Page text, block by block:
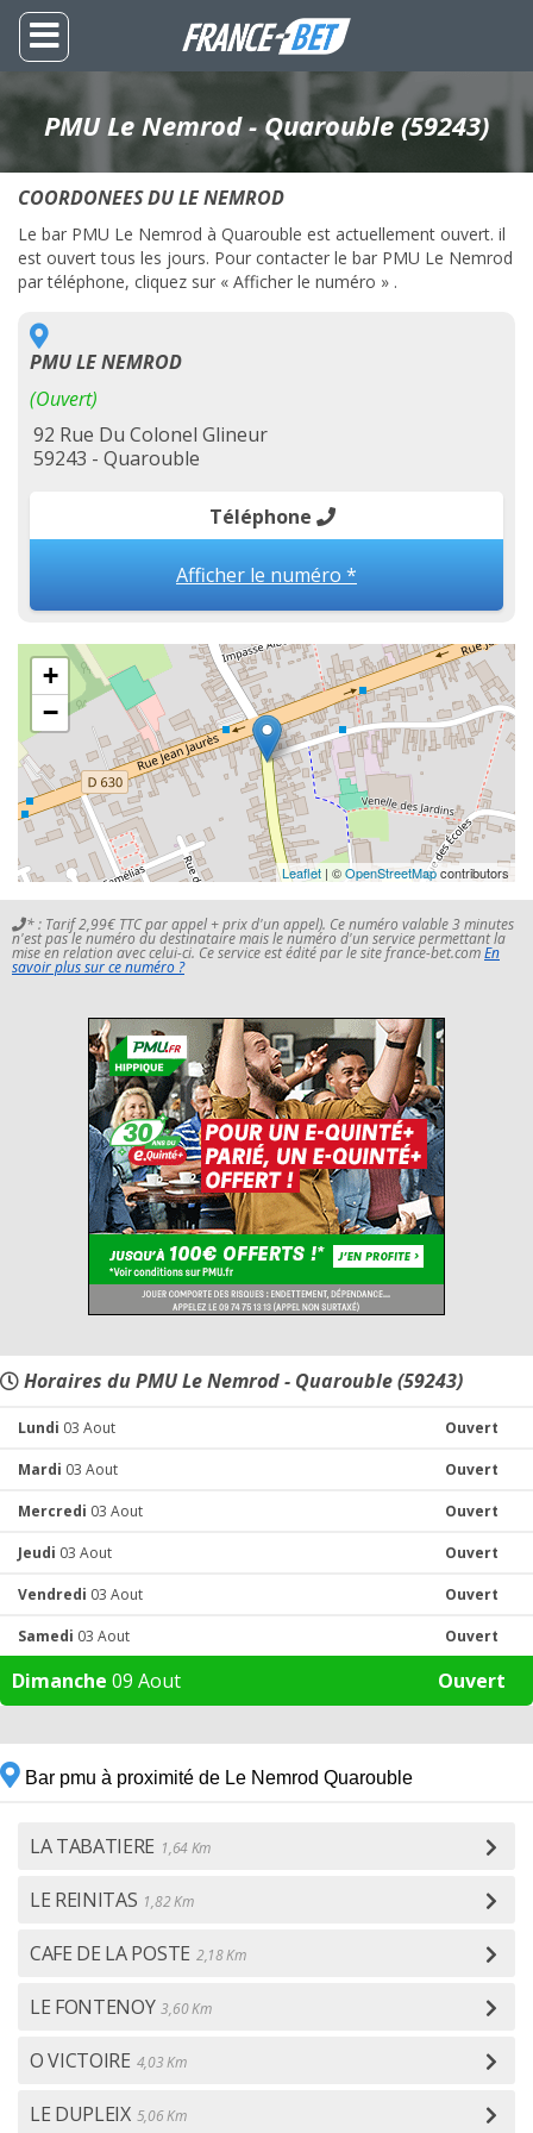
PMU Le Nemrod - Quarouble (59243)
COORDONEES DU LE NEMROD
Le bar PMU Le Nemrod à Quarouble est actuellement ouvert. il
est ouvert tous les jours. Pour contacter le bar PMU Le Nemrod
par téléphone, cliquez sur « Afficher le numéro » .
PMU LE NEMROD
(Ouvert)
92 Rue Du Colonel Glineur
59243 - Quarouble
Téléphone
Afficher le numéro *
+
−
Leaflet | ©OpenStreetMapcontributors
* : Tarif 2,99€ TTC par appel + prix d'un appel). Ce numéro valable 3 minutes
n'est pas le numéro du destinataire mais le numéro d'un service permettant la
mise en relation avec celui-ci. Ce service est édité par le site france-bet.comEn
savoir plus sur ce numéro ?
Horaires du PMU Le Nemrod - Quarouble (59243)
Lundi 03 Aout Ouvert
Mardi 03 Aout Ouvert
Mercredi 03 Aout Ouvert
Jeudi 03 Aout Ouvert
Vendredi 03 Aout Ouvert
Samedi 03 Aout Ouvert
Dimanche 09 Aout Ouvert
Bar pmu à proximité de Le Nemrod Quarouble
LA TABATIERE 1,64 Km
LE REINITAS 1,82 Km
CAFE DE LA POSTE 2,18 Km
LE FONTENOY 3,60 Km
O VICTOIRE 4,03 Km
LE DUPLEIX 5,06 Km